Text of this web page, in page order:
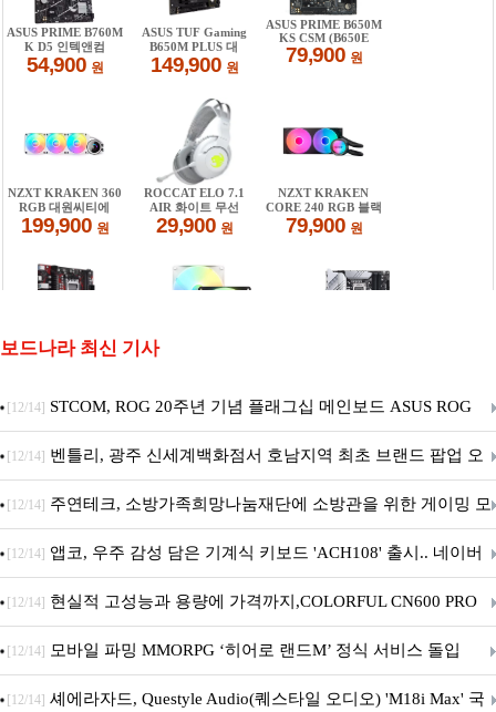
보드나라 최신 기사
[12/14] STCOM, ROG 20주년 기념 플래그십 메인보드 ASUS ROG
Crosshair X870E EDITION 20 국내 출시 예정
[12/14] 벤틀리, 광주 신세계백화점서 호남지역 최초 브랜드 팝업 오
픈
[12/14] 주연테크, 소방가족희망나눔재단에 소방관을 위한 게이밍 모
니터·스마트 펫 침대 기부
[12/14] 앱코, 우주 감성 담은 기계식 키보드 'ACH108' 출시.. 네이버
브랜드데이 기획전 진행
[12/14] 현실적 고성능과 용량에 가격까지,COLORFUL CN600 PRO
M.2 NVMe 디앤디컴 1TB
[12/14] 모바일 파밍 MMORPG ‘히어로 랜드M’ 정식 서비스 돌입
[12/14] 셰에라자드, Questyle Audio(퀘스타일 오디오) 'M18i Max' 국